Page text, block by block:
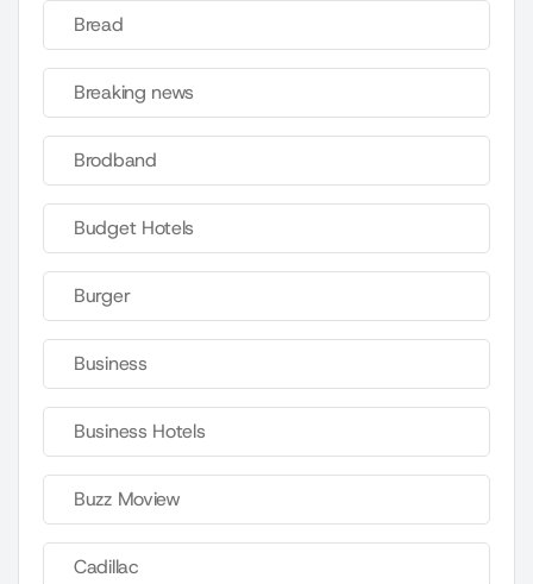
Bread
Breaking news
Brodband
Budget Hotels
Burger
Business
Business Hotels
Buzz Moview
Cadillac